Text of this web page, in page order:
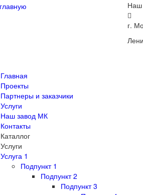
Наш
г.
Главная
Проекты
Партнеры и заказчики
Услуги
Наш завод МК
Контакты
Каталлог
Услуги
Услуга 1
Подпункт 1
Подпункт 2
Подпункт 3